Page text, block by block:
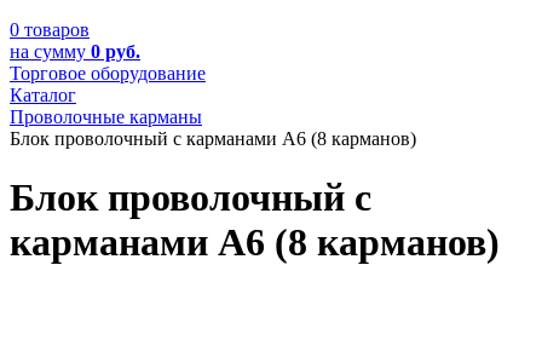
0 товаров
на сумму 0 руб.
Торговое оборудование
Каталог
Проволочные карманы
Блок проволочный с карманами А6 (8 карманов)
Блок проволочный с
карманами А6 (8 карманов)